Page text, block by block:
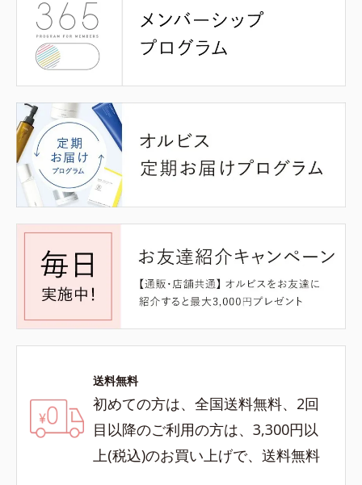
送料無料
初めての方は、全国送料無料、2回
目以降のご利用の方は、3,300円以
上(税込)のお買い上げで、送料無料